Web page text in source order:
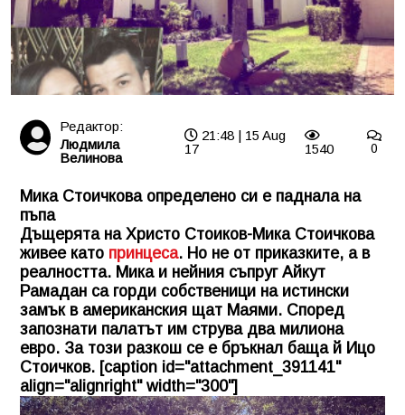
Редактор:
Людмила
Велинова
21:48 | 15 Aug
17
1540 0
Мика Стоичкова определено си е паднала на
пъпа
Дъщерята на Христо Стоиков-Мика Стоичкова
живее като принцеса. Но не от приказките, а в
реалността. Мика и нейния съпруг Айкут
Рамадан са горди собственици на истински
замък в американския щат Маями. Според
запознати палатът им струва два милиона
евро. За този разкош се е бръкнал баща й Ицо
Стоичков. [caption id="attachment_391141"
align="alignright" width="300"]